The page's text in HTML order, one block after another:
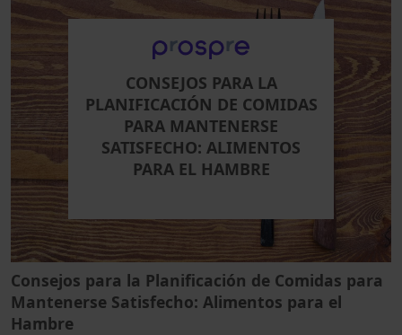
CONSEJOS PARA LA
PLANIFICACIÓN DE COMIDAS
PARA MANTENERSE
SATISFECHO: ALIMENTOS
PARA EL HAMBRE
Consejos para la Planificación de Comidas para
Mantenerse Satisfecho: Alimentos para el
Hambre